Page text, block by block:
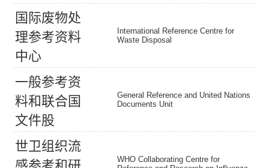
国 际废物处
理参考资料
中心
International Reference Centre for
Waste Disposal
一般参考资
料和联合国
文件股
General Reference and United Nations
Documents Unit
世卫组 织流
WHO Collaborating Centre for